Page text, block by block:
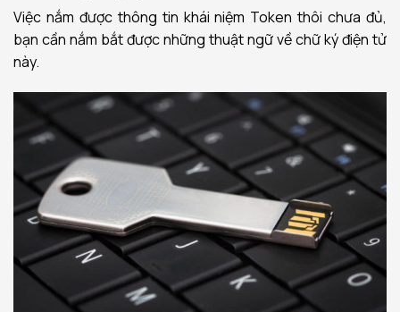
Việc nắm được thông tin khái niệm Token thôi chưa đủ,
bạn cần nắm bắt được những thuật ngữ về chữ ký điện tử
này.